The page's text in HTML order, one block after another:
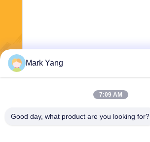
Mark Yang
7:09 AM
Good day, what product are you looking for?